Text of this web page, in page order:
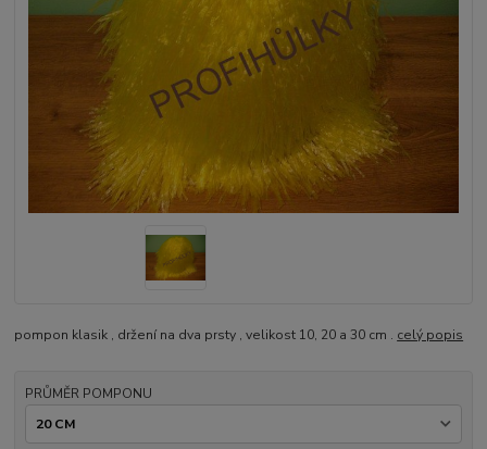
pompon klasik , držení na dva prsty , velikost 10, 20 a 30 cm . celý popis
PRŮMĚR POMPONU